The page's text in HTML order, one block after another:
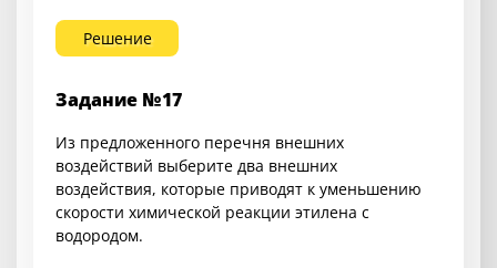
Решение
Задание №17
Из предложенного перечня внешних
воздействий выберите два внешних
воздействия, которые приводят к уменьшению
скорости химической реакции этилена с
водородом.